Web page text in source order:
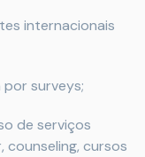
internacionais
por surveys;
de serviços
cursos